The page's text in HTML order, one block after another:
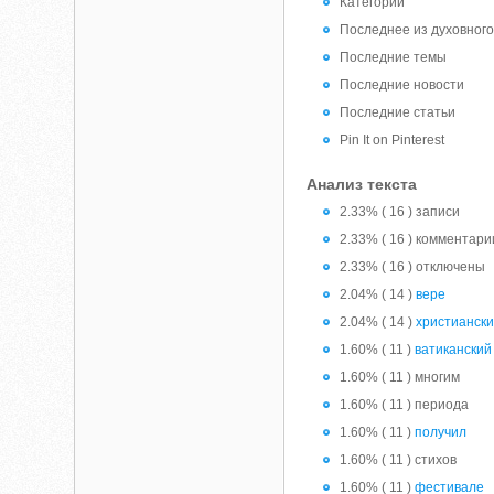
Последнее из духовного
Последние темы
Последние новости
Последние статьи
Pin It on Pinterest
Анализ текста
2.33% ( 16 ) записи
2.33% ( 16 )
2.33% ( 16 ) отключены
2.04% ( 14 )вере
2.04% ( 14 )
1.60% ( 11 )ватиканский
1.60% ( 11 ) многим
1.60% ( 11 ) периода
1.60% ( 11 )получил
1.60% ( 11 ) стихов
1.60% ( 11 )фестивале